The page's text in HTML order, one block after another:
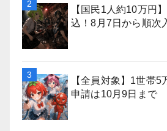
【国民1人約10万円
込！8月7日から順次
【全員対象】1世帯
申請は10月9日まで